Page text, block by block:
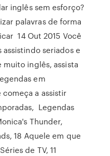
inglês sem esforço?
palavras de forma
14 Out 2015 Você
seriados e
inglês, assista
em
a assistir
Legendas
Thunder,
18 Aquele em que
de TV, 11